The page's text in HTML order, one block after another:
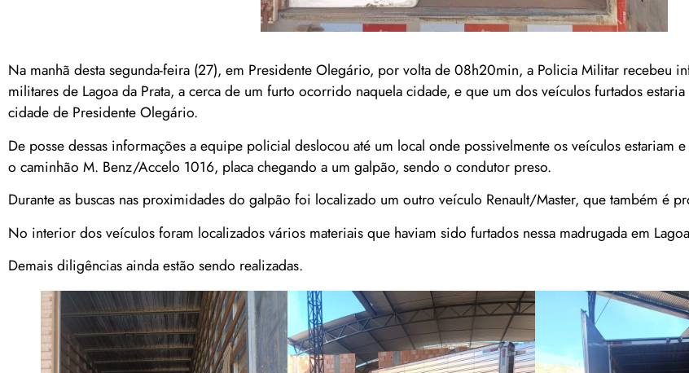
Na manhã desta segunda-feira (27), em Presidente Olegário, por volta de 08h20min, a Policia Militar recebeu
militares de Lagoa da Prata, a cerca de um furto ocorrido naquela cidade, e que um dos veículos furtados
cidade de Presidente Olegário.
De posse dessas informações a equipe policial deslocou até um local onde possivelmente os veículos estariam
o caminhão M. Benz/Accelo 1016, placa chegando a um galpão, sendo o condutor preso.
Durante as buscas nas proximidades do galpão foi localizado um outro veículo Renault/Master, que também é
No interior dos veículos foram localizados vários materiais que haviam sido furtados nessa madrugada em
Demais diligências ainda estão sendo realizadas.